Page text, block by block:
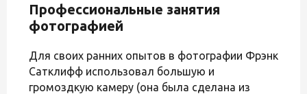
Профессиональные занятия
фотографией
Для своих ранних опытов в фотографии Фрэнк
Сатклифф использовал большую и
громоздкую камеру (она была сделана из